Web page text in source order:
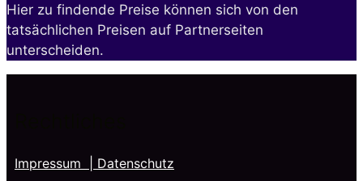
Hier zu findende Preise können sich von den
tatsächlichen Preisen auf Partnerseiten
unterscheiden.
Impressum
| Datenschutz